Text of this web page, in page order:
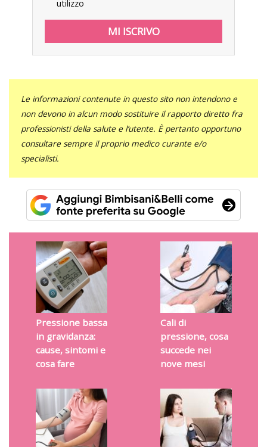
utilizzo
Le informazioni contenute in questo sito non intendono e
non devono in alcun modo sostituire il rapporto diretto fra
professionisti della salute e l’utente. È pertanto opportuno
consultare sempre il proprio medico curante e/o
specialisti.
Pressione bassa
in gravidanza:
cause, sintomi e
cosa fare
Cali di
pressione, cosa
succede nei
nove mesi